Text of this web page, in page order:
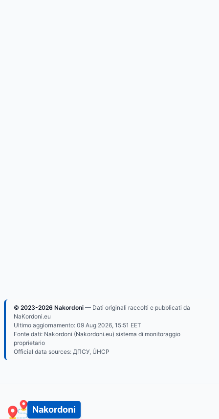
© 2023-2026 Nakordoni — Dati originali raccolti e pubblicati da
NaKordoni.eu
Ultimo aggiornamento: 09 Aug 2026, 15:51 EET
Fonte dati: Nakordoni (Nakordoni.eu) sistema di monitoraggio
proprietario
Official data sources: ДПСУ, ÚHCP
Nakordoni